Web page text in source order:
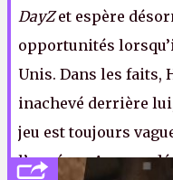
DayZet espère
opportunités
Unis. Dans les faits,
inachevé derrière
jeu est toujours
l’année ». Avec un